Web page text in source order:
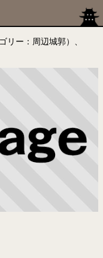
リー：周辺城郭）、